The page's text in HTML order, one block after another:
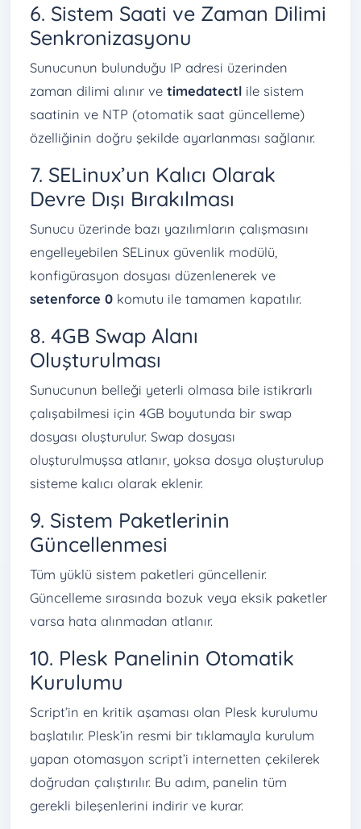
6. Sistem Saati ve Zaman Dilimi
Senkronizasyonu
Sunucunun bulunduğu IP adresi üzerinden
zaman dilimi alınır ve timedatectl ile sistem
saatinin ve NTP (otomatik saat güncelleme)
özelliğinin doğru şekilde ayarlanması sağlanır.
7. SELinux’un Kalıcı Olarak
Devre Dışı Bırakılması
Sunucu üzerinde bazı yazılımların çalışmasını
engelleyebilen SELinux güvenlik modülü,
konfigürasyon dosyası düzenlenerek ve
setenforce 0 komutu ile tamamen kapatılır.
8. 4GB Swap Alanı
Oluşturulması
Sunucunun belleği yeterli olmasa bile istikrarlı
çalışabilmesi için 4GB boyutunda bir swap
dosyası oluşturulur. Swap dosyası
oluşturulmuşsa atlanır, yoksa dosya oluşturulup
sisteme kalıcı olarak eklenir.
9. Sistem Paketlerinin
Güncellenmesi
Tüm yüklü sistem paketleri güncellenir.
Güncelleme sırasında bozuk veya eksik paketler
varsa hata alınmadan atlanır.
10. Plesk Panelinin Otomatik
Kurulumu
Script’in en kritik aşaması olan Plesk kurulumu
başlatılır. Plesk’in resmi bir tıklamayla kurulum
yapan otomasyon script’i internetten çekilerek
doğrudan çalıştırılır. Bu adım, panelin tüm
gerekli bileşenlerini indirir ve kurar.